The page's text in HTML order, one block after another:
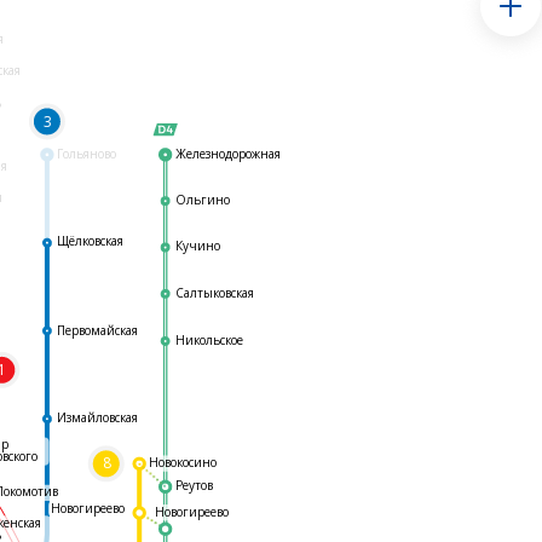
Гольяново
3
8
Железнодорожная
Ольгино
Кучино
Салтыковская
Никольское
Реутов
Измайловская
Первомайская
Щёлковская
Новогиреево
Новогиреево
Новокосино